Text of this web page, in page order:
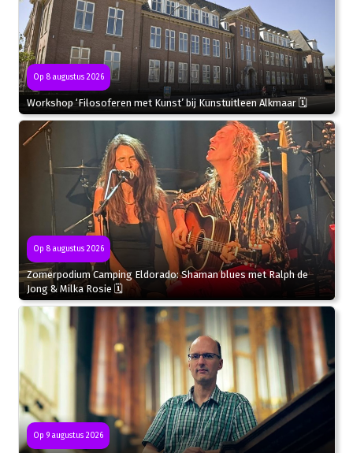
Op 8 augustus 2026
Workshop ‘Filosoferen met Kunst’ bij Kunstuitleen Alkmaar 🗓
Op 8 augustus 2026
Zomerpodium Camping Eldorado: Shaman blues met Ralph de
Jong & Milka Rosie 🗓
Op 9 augustus 2026